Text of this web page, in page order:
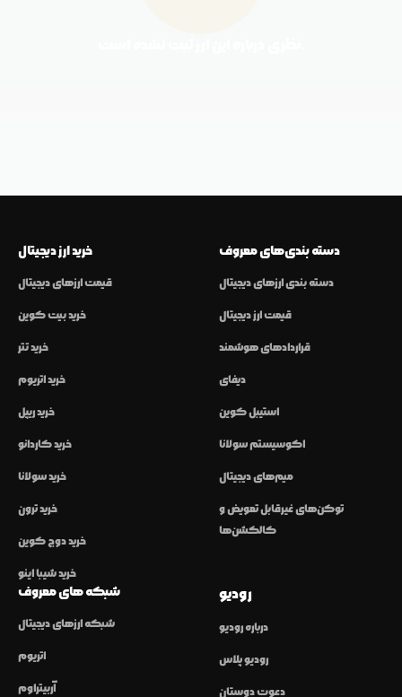
خرید ارز دیجیتال
قیمت ارزهای دیجیتال
خرید بیت کوین
خرید تتر
خرید اتریوم
خرید ریپل
خرید کاردانو
خرید سولانا
خرید ترون
خرید دوج کوین
خرید شیبا اینو
دسته بندی‌های معروف
دسته بندی ارزهای دیجیتال
قیمت ارز دیجیتال
قراردادهای هوشمند
دیفای
استیبل کوین
اکوسیستم سولانا
میم‌های دیجیتال
توکن‌های غیرقابل تعویض و
کالکشن‌ها
شبکه های معروف
شبکه ارزهای دیجیتال
اتریوم
آربیتراوم
رودیو
درباره رودیو
رودیو پلاس
دعوت دوستان